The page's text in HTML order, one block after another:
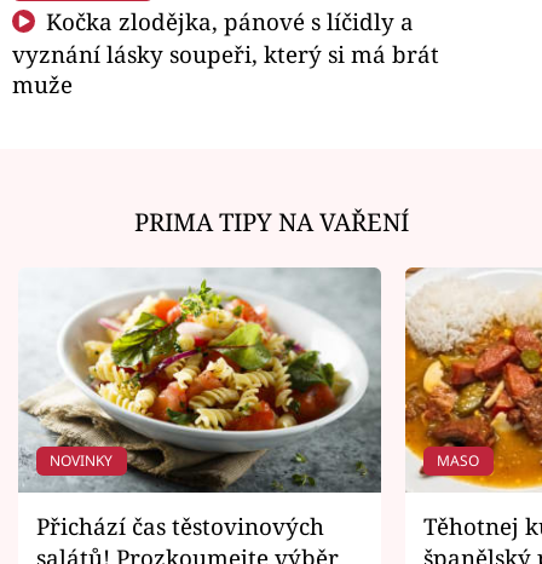
Kočka zlodějka, pánové s líčidly a
vyznání lásky soupeři, který si má brát
muže
PRIMA TIPY NA VAŘENÍ
NOVINKY
Přichází čas těstovinových
salátů! Prozkoumejte výběr
MASO
Těhotnej
španělský